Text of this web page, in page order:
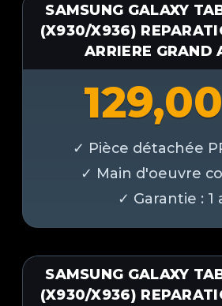
SAMSUNG GALAXY
(X930/X936)
ARRIERE GRAND
129,00
SAMSUNG GALAXY
(X930/X936)